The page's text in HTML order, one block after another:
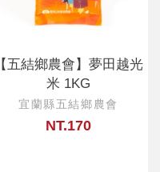
【五結鄉農會】夢田越光
米 1KG
宜蘭縣五結鄉農會
NT.170